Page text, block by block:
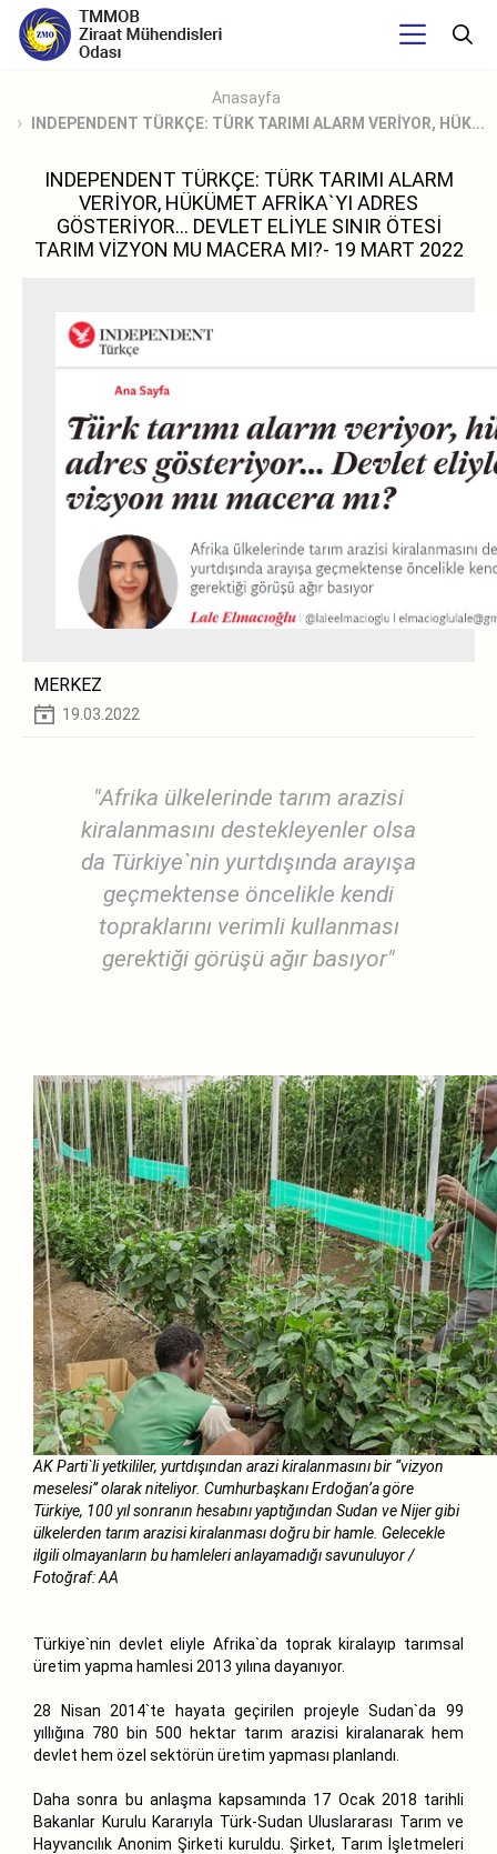
Anasayfa
INDEPENDENT TÜRKÇE: TÜRK TARIMI ALARM VERİYOR, HÜK...
INDEPENDENT TÜRKÇE: TÜRK TARIMI ALARM
VERİYOR, HÜKÜMET AFRİKA`YI ADRES
GÖSTERİYOR... DEVLET ELİYLE SINIR ÖTESİ
TARIM VİZYON MU MACERA MI?- 19 MART 2022
MERKEZ
19.03.2022
"Afrika ülkelerinde tarım arazisi
kiralanmasını destekleyenler olsa
da Türkiye`nin yurtdışında arayışa
geçmektense öncelikle kendi
topraklarını verimli kullanması
gerektiği görüşü ağır basıyor"
AK Parti`li yetkililer, yurtdışından arazi kiralanmasını bir “vizyon
meselesi” olarak niteliyor. Cumhurbaşkanı Erdoğan’a göre
Türkiye, 100 yıl sonranın hesabını yaptığından Sudan ve Nijer gibi
ülkelerden tarım arazisi kiralanması doğru bir hamle. Gelecekle
ilgili olmayanların bu hamleleri anlayamadığı savunuluyor /
Fotoğraf: AA
Türkiye`nin devlet eliyle Afrika`da toprak kiralayıp tarımsal
üretim yapma hamlesi 2013 yılına dayanıyor.
28 Nisan 2014`te hayata geçirilen projeyle Sudan`da 99
yıllığına 780 bin 500 hektar tarım arazisi kiralanarak hem
devlet hem özel sektörün üretim yapması planlandı.
Daha sonra bu anlaşma kapsamında 17 Ocak 2018 tarihli
Bakanlar Kurulu Kararıyla Türk-Sudan Uluslararası Tarım ve
Hayvancılık Anonim Şirketi kuruldu. Şirket, Tarım İşletmeleri